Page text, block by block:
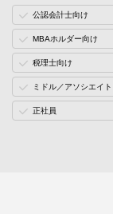
公認会計士向け
MBAホルダー向け
税理士向け
ミドル／アソシエイ
正社員